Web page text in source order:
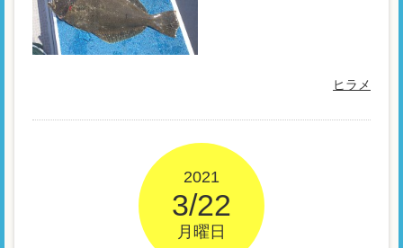
ヒラメ
2021
3/22
月曜日